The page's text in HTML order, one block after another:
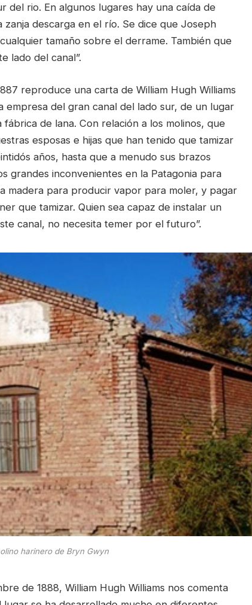
del rio. En algunos lugares hay una caída de
descarga en el río. Se dice que Joseph
tamaño sobre el derrame. También que
lado del canal”.
reproduce una carta de William Hugh Williams
empresa del gran canal del lado sur, de un lugar
de lana. Con relación a los molinos, que
esposas e hijas que han tenido que tamizar
años, hasta que a menudo sus brazos
grandes inconvenientes en la Patagonia para
madera para producir vapor para moler, y pagar
que tamizar. Quien sea capaz de instalar un
canal, no necesita temer por el futuro”.
harinero de Bryn Gwyn
de 1888, William Hugh Williams nos comenta